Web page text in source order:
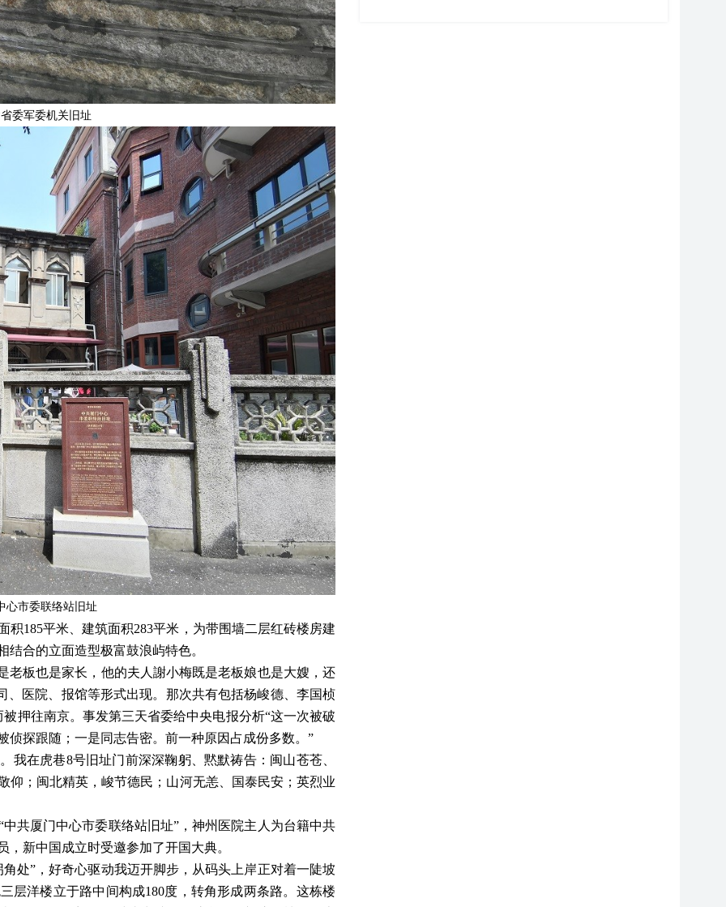
委军委机关旧址
心市委联络站旧址
积185平米、建筑面积283平米，为带围墙二层红砖楼房建
合的立面造型极富鼓浪屿特色。
老板也是家长，他的夫人謝小梅既是老板娘也是大嫂，还
、医院、报馆等形式出现。那次共有包括杨峻德、李国桢
押往南京。事发第三天省委给中央电报分析“这一次被破
探跟随；一是同志告密。前一种原因占成份多数。”
我在虎巷8号旧址门前深深鞠躬、黙默祷告：闽山苍苍、
仰；闽北精英，峻节德民；山河无恙、国泰民安；英烈业
中共厦门中心市委联络站旧址”，神州医院主人为台籍中共
，新中国成立时受邀参加了开国大典。
角处”，好奇心驱动我迈开脚步，从码头上岸正对着一陡坡
层洋楼立于路中间构成180度，转角形成两条路。这栋楼